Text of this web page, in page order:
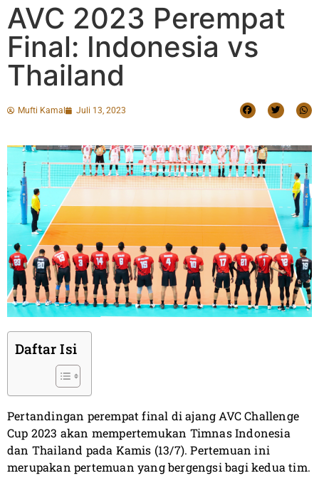
AVC 2023 Perempat
Final: Indonesia vs
Thailand
Mufti Kamal Juli 13, 2023
Daftar Isi
Pertandingan perempat final di ajang AVC Challenge
Cup 2023 akan mempertemukan Timnas Indonesia
dan Thailand pada Kamis (13/7). Pertemuan ini
merupakan pertemuan yang bergengsi bagi kedua tim.